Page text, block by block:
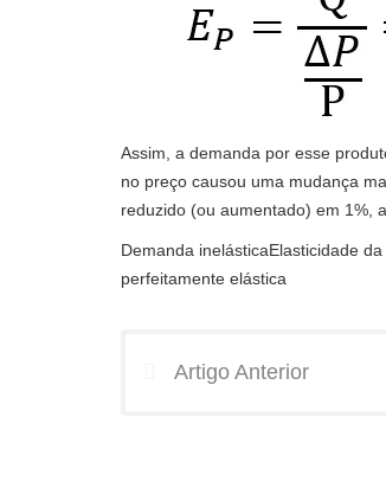
Assim, a demanda por esse
no preço causou uma mudança
reduzido (ou aumentado) em 1%,
Demanda inelásticaElasticidade
perfeitamente elástica
Artigo Anterior